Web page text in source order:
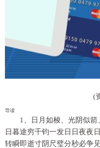
(
导读
1、日月如梭、光阴似
日暮途穷千钧一发日日夜夜
转瞬即逝寸阴尺璧分秒必争